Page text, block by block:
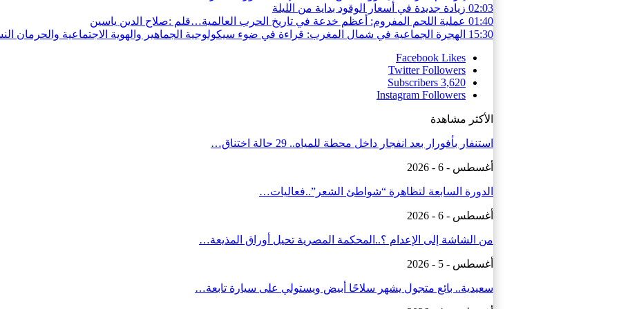
02:03 زيادة جديدة في أسعار الوقود بداية من الليلة
01:40 عملية اللحم المفروم: أعظم خدعة في تاريخ الحرب العالمية…قلم :صلاح الدين ياسين
15:30 الهجرة الجماعية في شمال المغرب: قراءة في ضوء سيكولوجية الجماهير والهوية الاجتماعية والحرمان
Facebook Likes
Twitter Followers
3,620
Subscribers
Instagram Followers
الأكثر مشاهدة
استنفار بأفورار بعد انفجار داخل محطة للمياه.. 29 حالة اختناق…
أغسطس - 6 - 2026
الدورة السابعة لتظاهرة “شواطئ الشعر”..فعاليات…
أغسطس - 6 - 2026
من الشاشة إلى الإعدام ؟..المحكمة المصرية تحيل أوراق المذيعة…
أغسطس - 5 - 2026
سعيدية.. بائع متجول يشهر سلاحًا أبيض ويستولي على سيارة تابعة…